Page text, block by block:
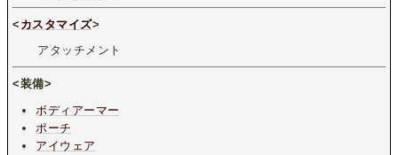
< カスタマイズ>
アタッチメント
<装備>
ボディアーマー
ポーチ
アイウェア